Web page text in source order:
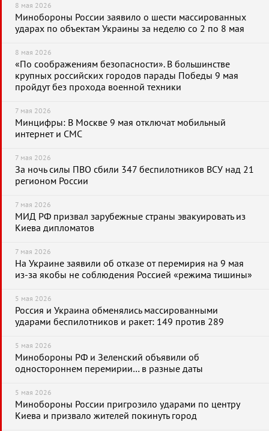
8 мая 2026
Минобороны России заявило о шести массированных
ударах по объектам Украины за неделю со 2 по 8 мая
8 мая 2026
«По соображениям безопасности». В большинстве
крупных российских городов парады Победы 9 мая
пройдут без прохода военной техники
7 мая 2026
Минцифры: В Москве 9 мая отключат мобильный
интернет и СМС
7 мая 2026
За ночь силы ПВО сбили 347 беспилотников ВСУ над 21
регионом России
7 мая 2026
МИД РФ призвал зарубежные страны эвакуировать из
Киева дипломатов
7 мая 2026
На Украине заявили об отказе от перемирия на 9 мая
из-за якобы не соблюдения Россией «режима тишины»
5 мая 2026
Россия и Украина обменялись массированными
ударами беспилотников и ракет: 149 против 289
5 мая 2026
Минобороны РФ и Зеленский объявили об
одностороннем перемирии… в разные даты
5 мая 2026
Минобороны России пригрозило ударами по центру
Киева и призвало жителей покинуть город